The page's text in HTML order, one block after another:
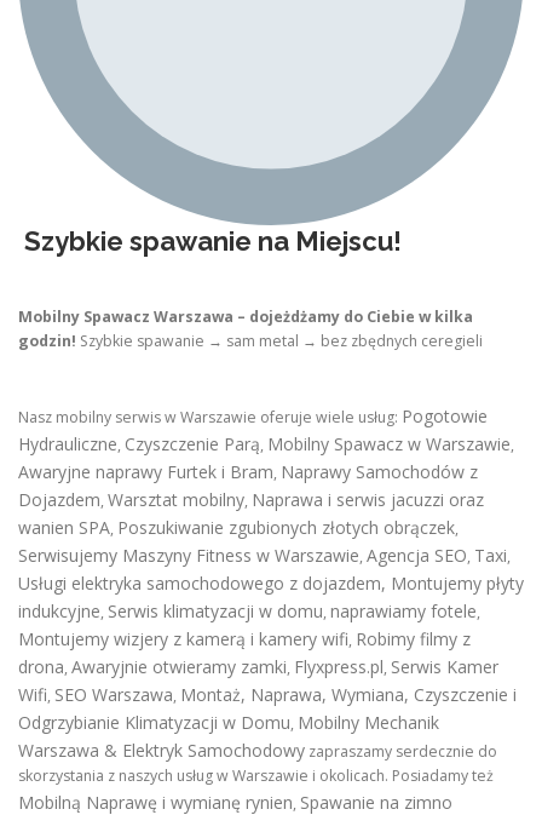
Szybkie spawanie na Miejscu!
Mobilny Spawacz Warszawa – dojeżdżamy do Ciebie w kilka
godzin! Szybkie spawanie → sam metal → bez zbędnych ceregieli
Nasz mobilny serwis w Warszawie oferuje wiele usług: Pogotowie
Hydrauliczne, Czyszczenie Parą, Mobilny Spawacz w Warszawie,
Awaryjne naprawy Furtek i Bram, Naprawy Samochodów z
Dojazdem, Warsztat mobilny, Naprawa i serwis jacuzzi oraz
wanien SPA, Poszukiwanie zgubionych złotych obrączek,
Serwisujemy Maszyny Fitness w Warszawie, Agencja SEO, Taxi,
Usługi elektryka samochodowego z dojazdem, Montujemy płyty
indukcyjne, Serwis klimatyzacji w domu, naprawiamy fotele,
Montujemy wizjery z kamerą i kamery wifi, Robimy filmy z
drona, Awaryjnie otwieramy zamki, Flyxpress.pl, Serwis Kamer
Wifi, SEO Warszawa, Montaż, Naprawa, Wymiana, Czyszczenie i
Odgrzybianie Klimatyzacji w Domu, Mobilny Mechanik
Warszawa & Elektryk Samochodowy zapraszamy serdecznie do
skorzystania z naszych usług w Warszawie i okolicach. Posiadamy też
Mobilną Naprawę i wymianę rynien, Spawanie na zimno